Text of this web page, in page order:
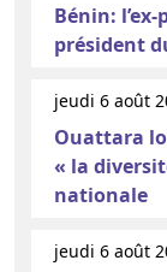
Bénin:
président
jeudi 6 août
Ouattara
« la
nationale
jeudi 6 août